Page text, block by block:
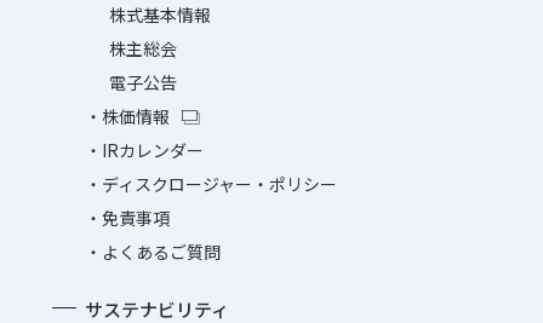
株式基本情報
株主総会
電子公告
株価情報
IRカレンダー
ディスクロージャー・ポリシー
免責事項
よくあるご質問
サステナビリティ